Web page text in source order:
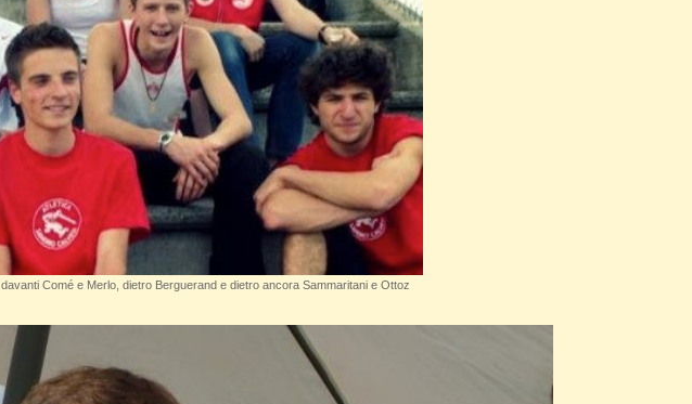
davanti Comé e Merlo, dietro Berguerand e dietro ancora Sammaritani e Ottoz